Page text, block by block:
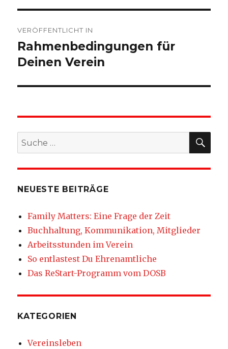
VERÖFFENTLICHT IN
Rahmenbedingungen für
Deinen Verein
Suche
nach:
NEUESTE BEITRÄGE
Family Matters: Eine Frage der Zeit
Buchhaltung, Kommunikation, Mitglieder
Arbeitsstunden im Verein
So entlastest Du Ehrenamtliche
Das ReStart-Programm vom DOSB
KATEGORIEN
Vereinsleben